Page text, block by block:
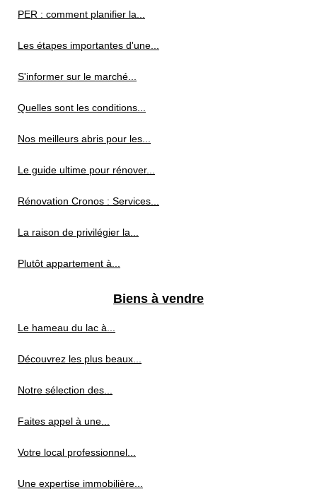
PER : comment planifier la...
Les étapes importantes d'une...
S'informer sur le marché...
Quelles sont les conditions...
Nos meilleurs abris pour les...
Le guide ultime pour rénover...
Rénovation Cronos : Services...
La raison de privilégier la...
Plutôt appartement à...
Biens à vendre
Le hameau du lac à...
Découvrez les plus beaux...
Notre sélection des...
Faites appel à une...
Votre local professionnel...
Une expertise immobilière...